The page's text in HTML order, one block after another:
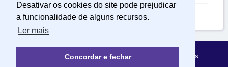
Desativar os cookies do site pode prejudicar
a funcionalidade de alguns recursos.
Ler mais
Concordar e fechar
Mensagens de Bom Dia Segunda-feira
Política de Privacidade Sobre Mensagens Mágicas